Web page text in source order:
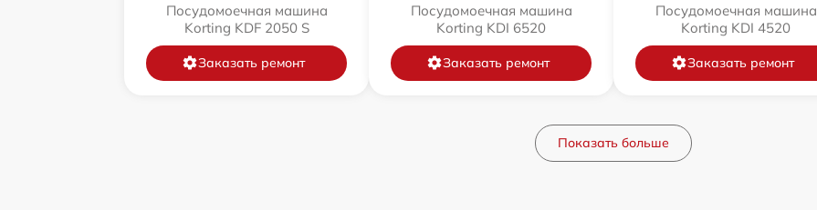
Посудомоечная машина
Korting KDF 2050 S
Заказать ремонт
Посудомоечная машина
Korting KDI 6520
Заказать ремонт
Посудомоечная машина
Korting KDI 4520
Заказать ремонт
Показать больше